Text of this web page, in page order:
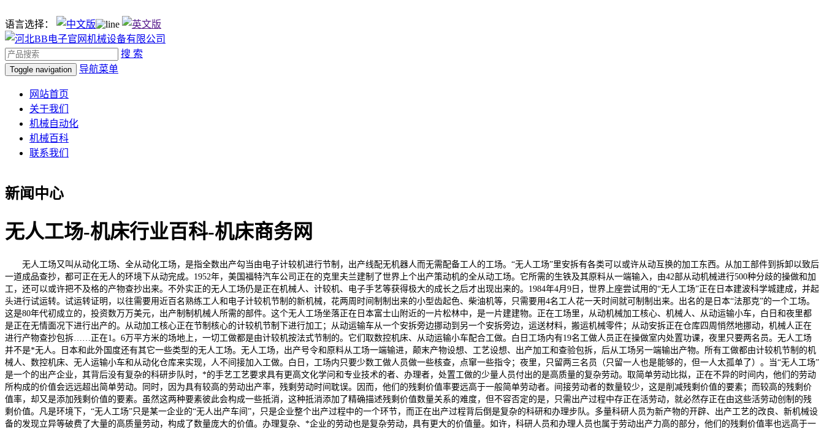
语言选择：
搜 索
Toggle navigation 导航菜单
网站首页
关于我们
机械自动化
机械百科
联系我们
新闻中心
无人工场-机床行业百科-机床商务网
无人工场又叫从动化工场、全从动化工场，是指全数出产勾当由电子计较机进行节制，出产线配无机器人而无需配备工人的工场。“无人工场”里安拆有各类可以或许从动互换的加工东西。从加工部件到拆卸以致后
一道成品查抄，都可正在无人的环境下从动完成。1952年，美国福特汽车公司正在的克里夫兰建制了世界上个出产策动机的全从动工场。它所需的生铁及其原料从一端输入，由42部从动机械进行500种分歧的操做和加
工，还可以或许把不及格的产物查抄出来。不外实正的无人工场仍是正在机械人、计较机、电子手艺等获得极大的成长之后才出现出来的。1984年4月9日，世界上座尝试用的“无人工场”正在日本建波科学城建成，并起
头进行试运转。试运转证明，以往需要用近百名熟练工人和电子计较机节制的新机械，花两周时间制制出来的小型齿起色、柴油机等，只需要用4名工人花一天时间就可制制出来。出名的是日本“法那克”的一个工场。
这是80年代初成立的，投资数万万美元，出产制制机械人所需的部件。这个无人工场坐落正在日本富士山附近的一片松林中，是一片建建物。正在工场里，从动机械加工核心、机械人、从动运输小车，白日和夜里都
是正在无情面况下进行出产的。从动加工核心正在节制核心的计较机节制下进行加工；从动运输车从一个安拆旁边挪动到另一个安拆旁边，运送材料，搬运机械零件；从动安拆正在仓库四周悄然地挪动，机械人正在
进行产物查抄包拆……正在1。6万平方米的场地上，一切工做都是由计较机按法式节制的。它们取数控机床、从动运输小车配合工做。白日工场内有19名工做人员正在操做室内处置功课，夜里只要两名员。无人工场
并不是*无人。日本和此外国度还有其它一些类型的无人工场。无人工场，出产号令和原料从工场一端输进，颠末产物设想、工艺设想、出产加工和查验包拆，后从工场另一端输出产物。所有工做都由计较机节制的机
械人、数控机床、无人运输小车和从动化仓库来实现，人不间接加入工做。白日，工场内只要少数工做人员做一些核查，点窜一些指令；夜里，只留两三名员（只留一人也是能够的，但一人太孤单了）。当“无人工场”
是一个的出产企业，其背后没有复杂的科研步队时，*的手艺工艺要求具有更高文化学问和专业技术的者、办理者，处置工做的少量人员付出的是高质量的复杂劳动。取简单劳动比拟，正在不异的时间内，他们的劳动
所构成的价值会远远超出简单劳动。同时，因为具有较高的劳动出产率，残剩劳动时间耽误。因而，他们的残剩价值率要远高于一般简单劳动者。间接劳动者的数量较少，这是削减残剩价值的要素；而较高的残剩价
值率，却又是添加残剩价值的要素。虽然这两种要素彼此会构成一些抵消，这种抵消添加了精确描述残剩价值数量关系的难度，但不容否定的是，只需出产过程中存正在活劳动，就必然存正在由这些活劳动创制的残
剩价值。凡是环境下，“无人工场”只是某一企业的“无人出产车间”，只是企业整个出产过程中的一个环节，而正在出产过程背后倒是复杂的科研和办理步队。多量科研人员为新产物的开辟、出产工艺的改良、新机械设
备的发现立异等破费了大量的高质量劳动，构成了数量庞大的价值。办理复杂、*企业的劳动也是复杂劳动，具有更大的价值量。如许，科研人员和办理人员也属于劳动出产力高的部分，他们的残剩价值率也远高于一